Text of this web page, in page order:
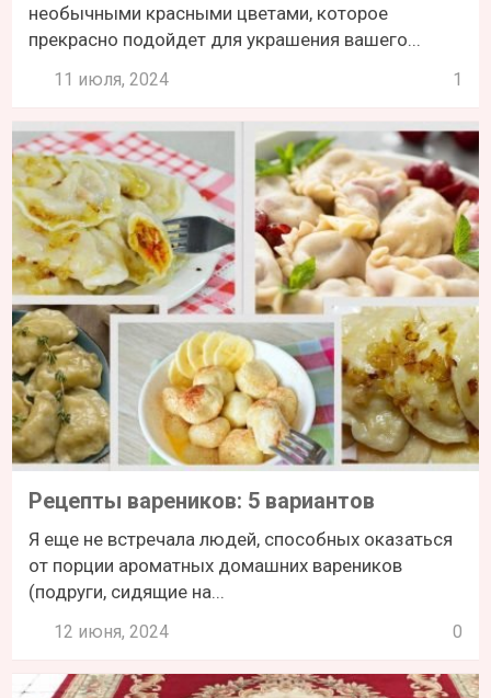
необычными красными цветами, которое
прекрасно подойдет для украшения вашего...
11 июля, 2024 1
Рецепты вареников: 5 вариантов
Я еще не встречала людей, способных оказаться
от порции ароматных домашних вареников
(подруги, сидящие на...
12 июня, 2024 0